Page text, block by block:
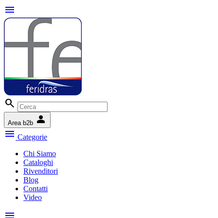
menu
search
Area b2b person
menu Categorie
Chi Siamo
Cataloghi
Rivenditori
Blog
Contatti
Video